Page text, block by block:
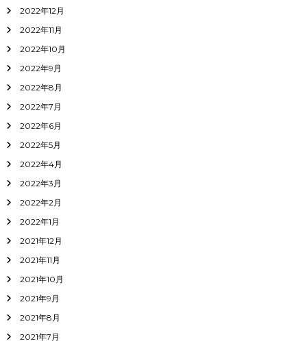
2022年12月
2022年11月
2022年10月
2022年9月
2022年8月
2022年7月
2022年6月
2022年5月
2022年4月
2022年3月
2022年2月
2022年1月
2021年12月
2021年11月
2021年10月
2021年9月
2021年8月
2021年7月